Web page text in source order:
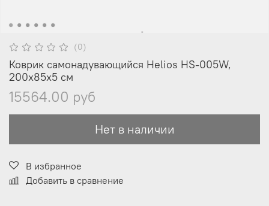
(0)
Коврик самонадувающийся Helios HS-005W,
200x85x5 см
15564.00 руб
Нет в наличии
В избранное
Добавить в сравнение